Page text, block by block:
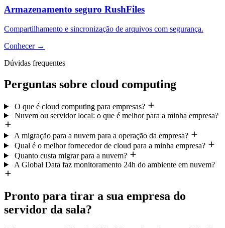
Armazenamento seguro RushFiles
Compartilhamento e sincronização de arquivos com segurança.
Conhecer →
Dúvidas frequentes
Perguntas sobre cloud computing
O que é cloud computing para empresas?
Nuvem ou servidor local: o que é melhor para a minha empresa?
A migração para a nuvem para a operação da empresa?
Qual é o melhor fornecedor de cloud para a minha empresa?
Quanto custa migrar para a nuvem?
A Global Data faz monitoramento 24h do ambiente em nuvem?
Pronto para tirar a sua empresa do
servidor da sala?